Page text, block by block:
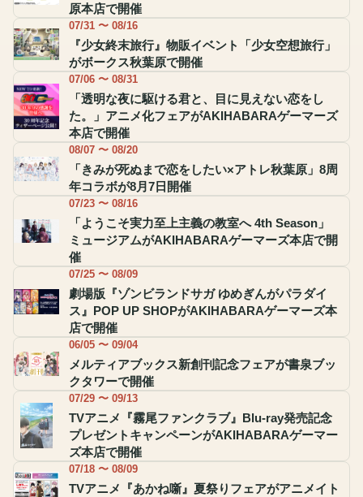
原本店で開催
07/31 〜 08/16
『少女終末旅行』物販イベント「少女空想旅行」
がボークス秋葉原で開催
07/06 〜 08/31
「透明な夜に駆ける君と、目に見えない恋をし
た。」アニメ化フェアがAKIHABARAゲーマーズ
本店で開催
08/07 〜 08/20
「きみが死ぬまで恋をしたい×アトレ秋葉原」8周
年コラボが8月7日開催
07/23 〜 08/16
「ようこそ実力至上主義の教室へ 4th Season」
ミュージアムがAKIHABARAゲーマーズ本店で開
催
07/25 〜 08/09
劇場版『ゾンビランドサガ ゆめぎんがパラダイ
ス』POP UP SHOPがAKIHABARAゲーマーズ本
店で開催
06/05 〜 09/04
メルティアブックス新創刊記念フェアが書泉ブッ
クタワーで開催
07/29 〜 09/13
TVアニメ『霧尾ファンクラブ』Blu-ray発売記念
プレゼントキャンペーンがAKIHABARAゲーマー
ズ本店で開催
07/18 〜 08/09
TVアニメ『あかね噺』夏祭りフェアがアニメイト